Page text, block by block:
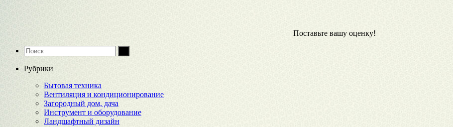
Поставьте вашу оценку!
Рубрики
Бытовая техника
Вентиляция и кондиционирование
Загородный дом, дача
Инструмент и оборудование
Ландшафтный дизайн